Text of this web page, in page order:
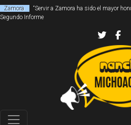
Zamora
“Servir a Zamora ha sido el mayor
Segundo Informe